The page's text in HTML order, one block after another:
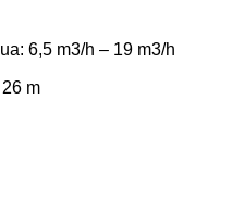
6,5 m3/h – 19 m3/h
m